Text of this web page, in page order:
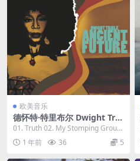
欧美音乐
德怀特·特里布尔 Dwight Trib
le - Ancient Future 2023 [2
4bit/96kHz] [Hi-Res Flac 1.
1GB]
01. Truth 02. My Stomping Groun
d 03. Bea...
1 年前 36 5